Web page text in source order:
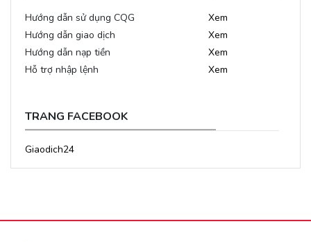
Hướng dẫn sử dụng CQG
Xem
Hướng dẫn giao dịch
Xem
Hướng dẫn nạp tiền
Xem
Hỗ trợ nhập lệnh
Xem
TRANG FACEBOOK
Giaodich24